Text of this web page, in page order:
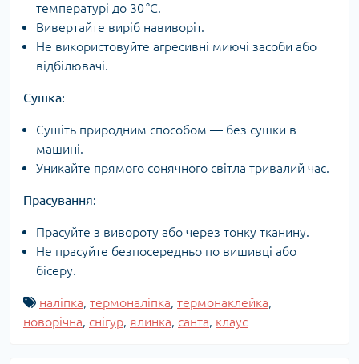
температурі до 30 °C.
Вивертайте виріб навиворіт.
Не використовуйте агресивні миючі засоби або
відбілювачі.
Сушка:
Сушіть природним способом — без сушки в
машині.
Уникайте прямого сонячного світла тривалий час.
Прасування:
Прасуйте з вивороту або через тонку тканину.
Не прасуйте безпосередньо по вишивці або
бісеру.
наліпка, термоналіпка, термонаклейка,
новорічна, снігур, ялинка, санта, клаус